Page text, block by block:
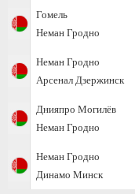
Гомель
Неман Гродно
Неман Гродно
Арсенал Дзержинск
Днияпро Могилёв
Неман Гродно
Неман Гродно
Динамо Минск